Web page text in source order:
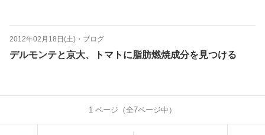
2012年02月18日(土) ・ ブログ
デルモンテと京大、トマトに脂肪燃焼成分を見つける
1 ページ（全7ページ中）